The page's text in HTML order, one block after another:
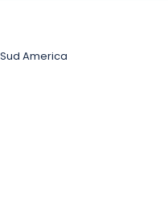
Sud America